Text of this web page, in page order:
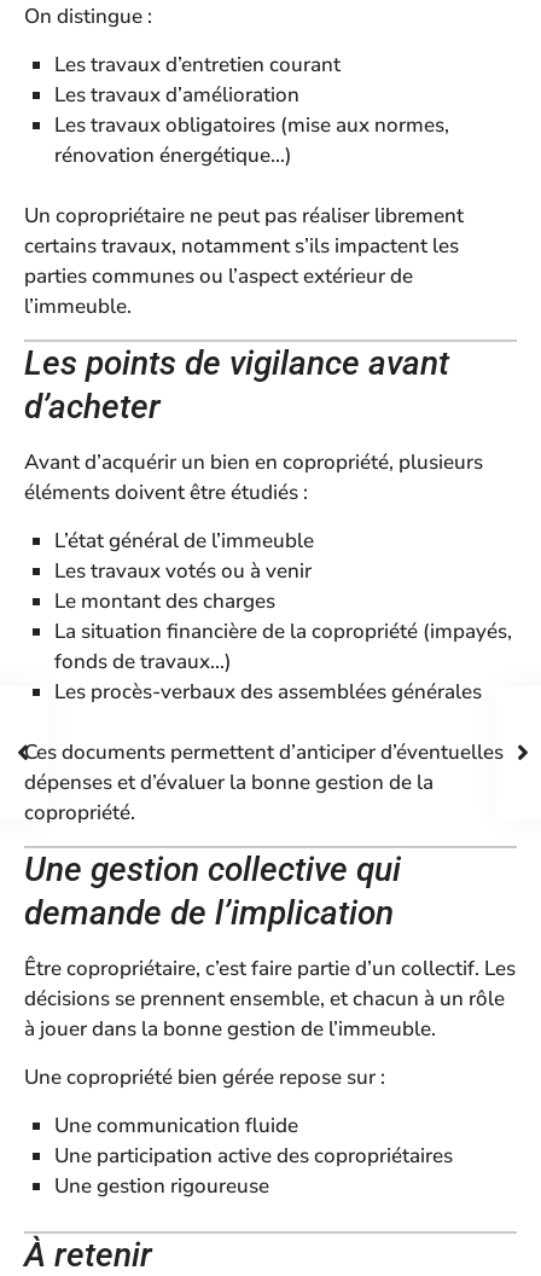
On distingue :
Les travaux d’entretien courant
Les travaux d’amélioration
Les travaux obligatoires (mise aux normes,
rénovation énergétique…)
Un copropriétaire ne peut pas réaliser librement
certains travaux, notamment s’ils impactent les
parties communes ou l’aspect extérieur de
l’immeuble.
Les points de vigilance avant
d’acheter
Avant d’acquérir un bien en copropriété, plusieurs
éléments doivent être étudiés :
L’état général de l’immeuble
Les travaux votés ou à venir
Le montant des charges
La situation financière de la copropriété (impayés,
fonds de travaux…)
Les procès-verbaux des assemblées générales
Ces documents permettent d’anticiper d’éventuelles
dépenses et d’évaluer la bonne gestion de la
copropriété.
Une gestion collective qui
demande de l’implication
Être copropriétaire, c’est faire partie d’un collectif. Les
décisions se prennent ensemble, et chacun à un rôle
à jouer dans la bonne gestion de l’immeuble.
Une copropriété bien gérée repose sur :
Une communication fluide
Une participation active des copropriétaires
Une gestion rigoureuse
À retenir